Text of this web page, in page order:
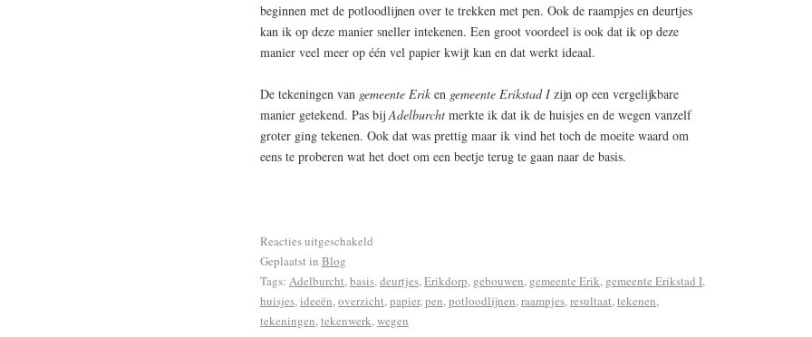
beginnen met de potloodlijnen over te trekken met pen. Ook de raampjes en deurtjes
kan ik op deze manier sneller intekenen. Een groot voordeel is ook dat ik op deze
manier veel meer op één vel papier kwijt kan en dat werkt ideaal.
De tekeningen van gemeente Erik en gemeente Erikstad Izijn op een vergelijkbare
manier getekend. Pas bijAdelburcht merkte ik dat ik de huisjes en de wegen vanzelf
groter ging tekenen. Ook dat was prettig maar ik vind het toch de moeite waard om
eens te proberen wat het doet om een beetje terug te gaan naar de basis.
Reacties uitgeschakeld
Geplaatst in Blog
Tags: Adelburcht,basis,deurtjes,Erikdorp, gebouwen, gemeente Erik, gemeente Erikstad I,
huisjes,ideeën,overzicht,papier,pen,potloodlijnen,raampjes,resultaat,tekenen,
tekeningen,tekenwerk,wegen